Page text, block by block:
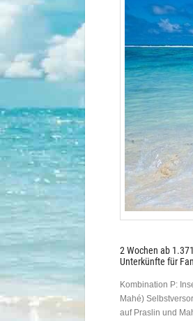
2 Wochen ab
Unterkünfte für
Kombination P:
Mahé)
auf Praslin und